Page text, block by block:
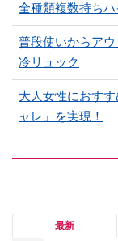
全種類複数持ち
普段使いからア
冷リュック
大人女性におす
ャレ」を実現！
最新